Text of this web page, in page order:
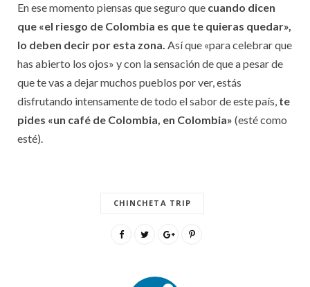
En ese momento piensas que seguro que cuando dicen
que «el riesgo de Colombia es que te quieras quedar»,
lo deben decir por esta zona. Así que «para celebrar que
has abierto los ojos» y con la sensación de que a pesar de
que te vas a dejar muchos pueblos por ver, estás
disfrutando intensamente de todo el sabor de este país, te
pides «un café de Colombia, en Colombia» (esté como
esté).
CHINCHETA TRIP